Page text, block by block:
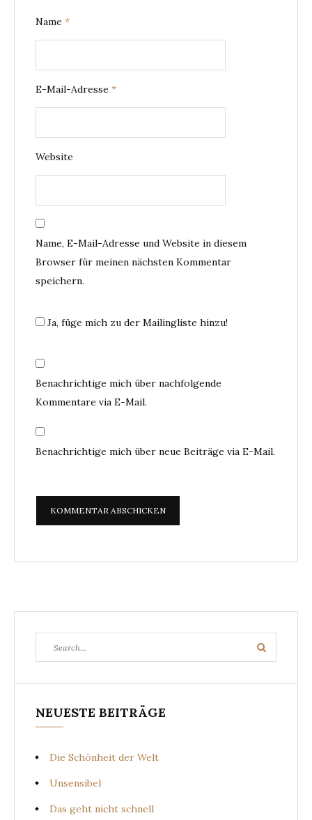
Name *
E-Mail-Adresse *
Website
Name, E-Mail-Adresse und Website in diesem
Browser für meinen nächsten Kommentar
speichern.
Ja, füge mich zu der Mailingliste hinzu!
Benachrichtige mich über nachfolgende
Kommentare via E-Mail.
Benachrichtige mich über neue Beiträge via E-Mail.
for:
Search
NEUESTE BEITRÄGE
Die Schönheit der Welt
Unsensibel
Das geht nicht schnell